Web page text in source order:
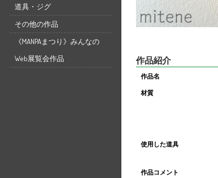
道具・ジグ
その他の作品
《MANPAまつり》みんなの
Web展覧会作品
作品紹介
作品名
材質
使用した道具
作品コメント